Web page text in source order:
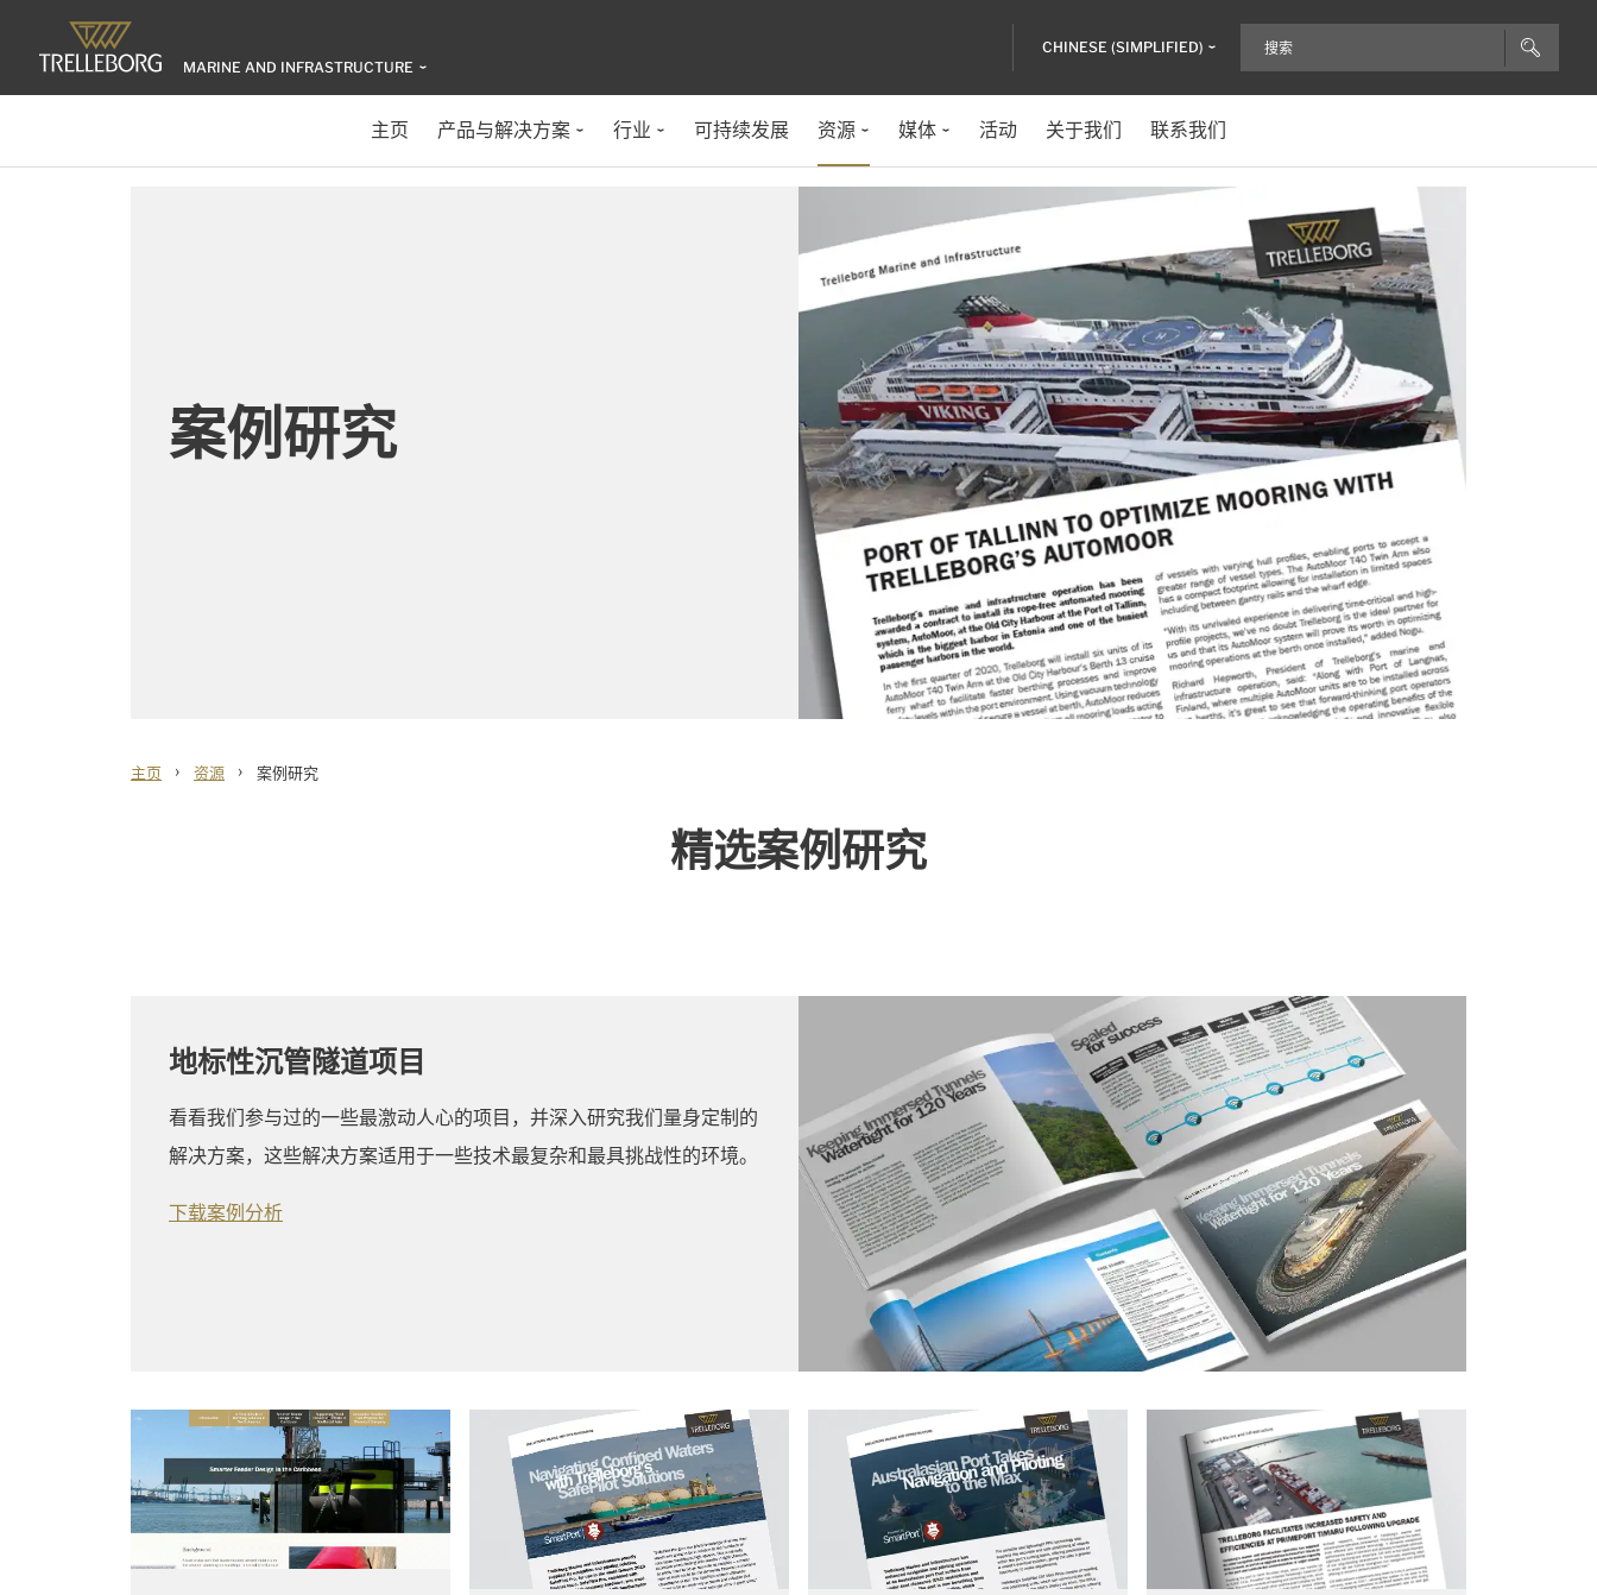
MARINE AND INFRASTRUCTURE
CHINESE (SIMPLIFIED)
主页 产品与解决方案 行业 可持续发展 资源 媒体 活动 关于我们 联系我们
案例研究
主页 › 资源 › 案例研究
精选案例研究
地标性沉管隧道项目
看看我们参与过的一些最激动人心的项目，并深入研究我们量身定制的
解决方案，这些解决方案适用于一些技术最复杂和最具挑战性的环境。
下载案例分析